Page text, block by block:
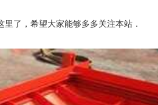
了，希望大家能够多多关注本站．